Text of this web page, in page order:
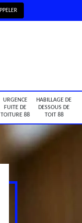
URGENCE
FUITE DE
TOITURE 88
HABILLAGE DE
DESSOUS DE
TOIT 88